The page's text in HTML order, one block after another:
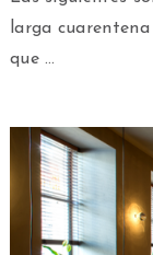
larga
que …